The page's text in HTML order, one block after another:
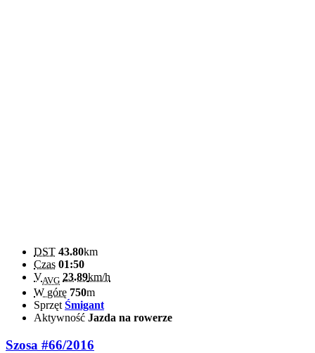
DST 43.80km
Czas 01:50
VAVG 23.89km/h
W górę 750m
Sprzęt Śmigant
Aktywność Jazda na rowerze
Szosa #66/2016